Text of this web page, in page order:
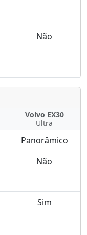
Não
Volvo EX30
Ultra
Panorâmico
Não
Sim